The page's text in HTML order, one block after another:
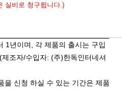
실비로 청구됩니다.)
1년이며, 각 제품의 출시는 구입
조자/수입자: (주)한독인터네셔
을 신청 하실 수 있는 기간은 제품